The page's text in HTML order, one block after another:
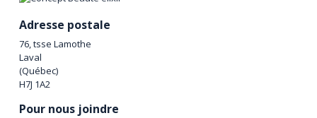
Adresse postale
76, tsse Lamothe
Laval
(Québec)
H7J 1A2
Pour nous joindre